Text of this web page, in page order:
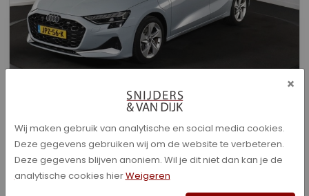
Audi A3 - Sportback 40 TFSI e Advanced edition
Bouwjaar
01-2026
Kilometerstand
×
Wij maken gebruik van analytische en social media cookies.
Deze gegevens gebruiken wij om de website te verbeteren.
Deze gegevens blijven anoniem. Wil je dit niet dan kan je de
analytische cookies hierWeigeren